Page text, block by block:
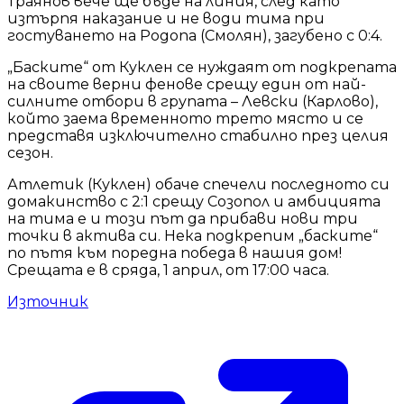
изтърпя наказание и не води тима при
гостуването на Родопа (Смолян), загубено с 0:4.
„Баските“ от Куклен се нуждаят от подкрепата
на своите верни фенове срещу един от най-
силните отбори в групата – Левски (Карлово),
който заема временното трето място и се
представя изключително стабилно през целия
сезон.
Атлетик (Куклен) обаче спечели последното си
домакинство с 2:1 срещу Созопол и амбицията
на тима е и този път да прибави нови три
точки в актива си. Нека подкрепим „баските“
по пътя към поредна победа в нашия дом!
Срещата е в сряда, 1 април, от 17:00 часа.
Източник